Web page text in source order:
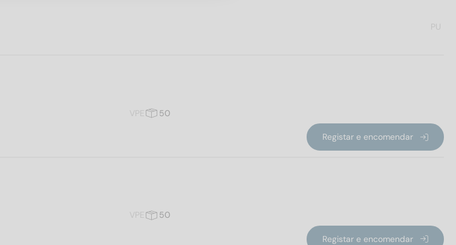
PU
VPE
50
Registar e encomendar
VPE
50
Registar e encomendar